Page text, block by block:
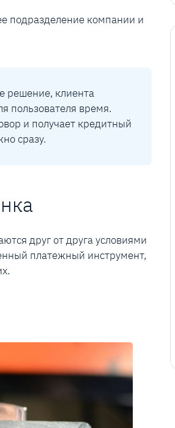
подразделение компании и
решение, клиента
пользователя время.
и получает кредитный
сразу.
друг от друга условиями
платежный инструмент,